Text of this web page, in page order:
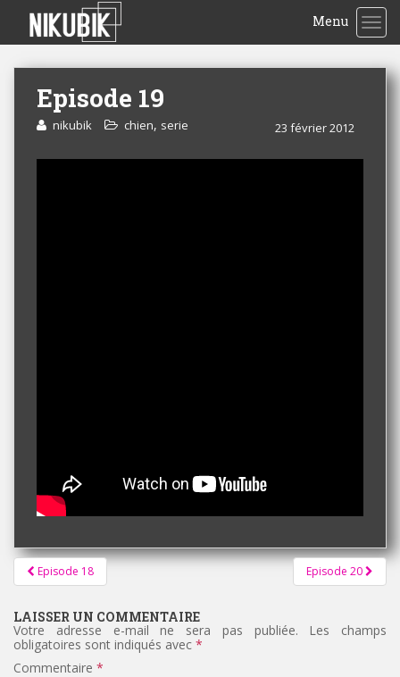
Menu
Episode 19
23 février 2012
nikubik chien, serie
Pagination
d'article
Episode 18 Episode 20
LAISSER UN COMMENTAIRE
Votre adresse e-mail ne sera pas publiée.
Les champs
obligatoires sont indiqués avec *
Commentaire *